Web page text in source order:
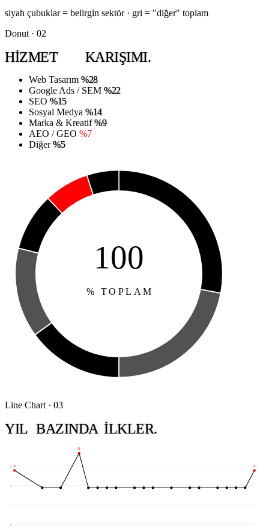
siyah çubuklar = belirgin sektör · gri = "diğer" toplam
Donut · 02
HIZMET KARIŞIMI.
Web Tasarım %28
Google Ads / SEM %22
SEO %15
Sosyal Medya %14
Marka & Kreatif %9
AEO / GEO %7
Diğer %5
100
% TOPLAM
Line Chart · 03
YIL BAZINDA ILKLER.
0
1
2
3 2
3
2